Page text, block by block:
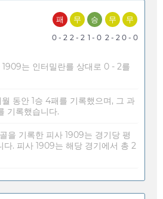
패
0 - 2
무
2 - 2
승
1 - 0
무
2 - 2
무
0 - 0
는 인터밀란를 상대로 0 - 2를
동안 1승 4패를 기록했으며, 그 과
기록했습니다.
을 기록한 피사 1909는 경기당 평
다. 피사 1909는 해당 경기에서 총 2